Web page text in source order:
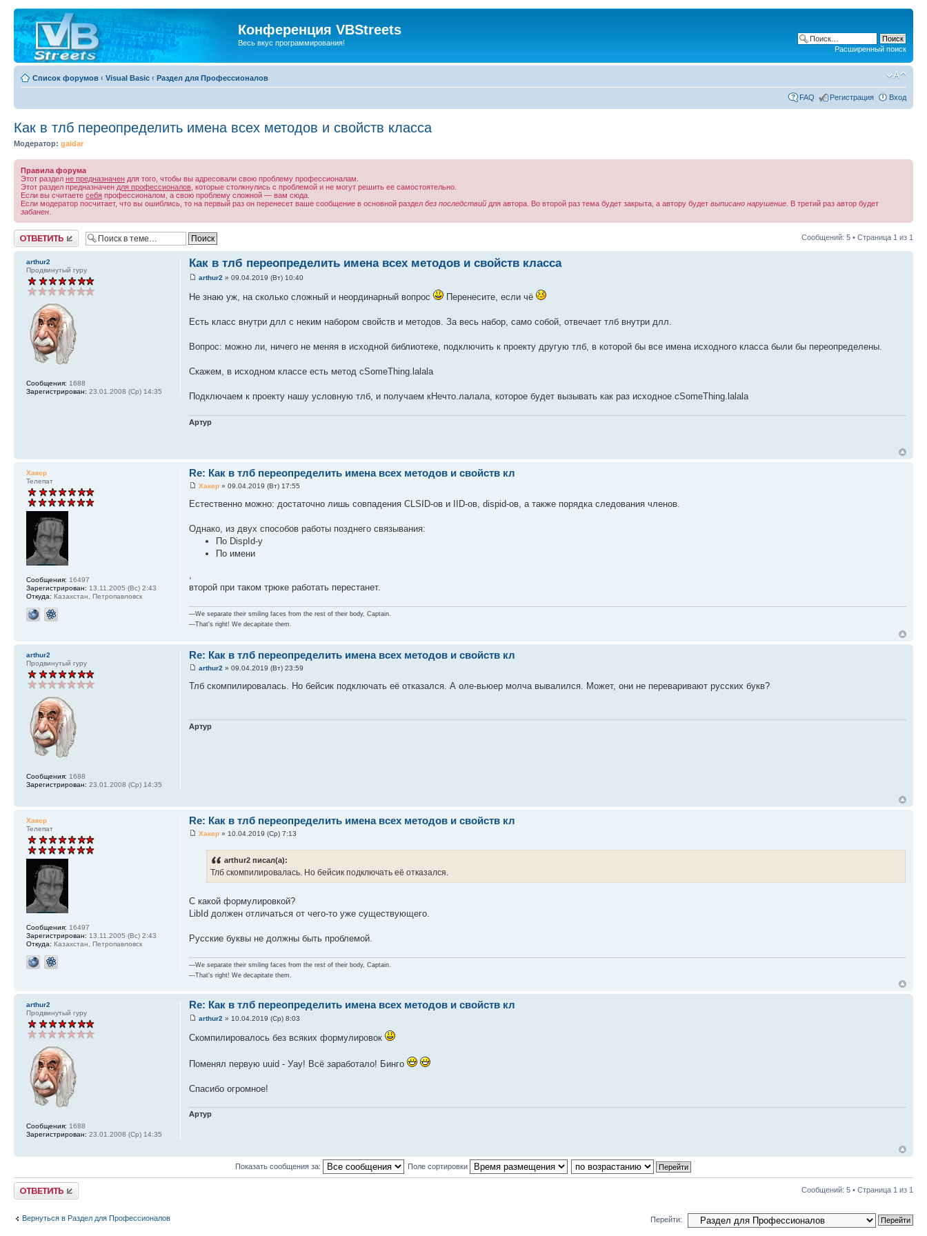
Конференция VBStreets
Весь вкус программирования!
Расширенный поиск
Список форумов ‹ Visual Basic ‹ Раздел для Профессионалов
FAQ Регистрация Вход
Как в тлб переопределить имена всех методов и свойств класса
Модератор: gaidar
Правила форума
Этот раздел не предназначен для того, чтобы вы адресовали свою проблему профессионалам.
Этот раздел предназначен для профессионалов , которые столкнулись с проблемой и не могут решить ее самостоятельно.
Если вы считаете себя профессионалом, а свою проблему сложной — вам сюда.
Если модератор посчитает, что вы ошиблись, то на первый раз он перенесет ваше сообщение в основной раздел без последствий для автора. Во второй раз тема будет закрыта, а автору будет выписано нарушение . В третий раз автор будет
забанен
Ответить Сообщений: 5 • Страница 1 из 1
arthur2
Продвинутый гуру
Сообщения: 1688
Зарегистрирован: 23.01.2008 (Ср) 14:35
Как в тлб переопределить имена всех методов и свойств класса
arthur2 » 09.04.2019 (Вт) 10:40
Не знаю уж, на сколько сложный и неординарный вопрос Перенесите, если чё
Есть класс внутри длл с неким набором свойств и методов. За весь набор, само собой, отвечает тлб внутри длл.
Вопрос: можно ли, ничего не меняя в исходной библиотеке, подключить к проекту другую тлб, в которой бы все имена исходного класса были бы переопределены.
Скажем, в исходном классе есть метод cSomeThing.lalala
Подключаем к проекту нашу условную тлб, и получаем кНечто.лалала, которое будет вызывать как раз исходное cSomeThing.lalala
Артур
Хакер
Телепат
Сообщения: 16497
Зарегистрирован: 13.11.2005 (Вс) 2:43
Откуда: Казахстан, Петропавловск
Re: Как в тлб переопределить имена всех методов и свойств кл
Хакер» 09.04.2019 (Вт) 17:55
Естественно можно: достаточно лишь совпадения CLSID-ов и IID-ов, dispid-ов, а также порядка следования членов.
Однако, из двух способов работы позднего связывания:
По DispId-у
По имени
,
второй при таком трюке работать перестанет.
—We separate their smiling faces from the rest of their body, Captain.
—That's right! We decapitate them.
arthur2
Продвинутый гуру
Сообщения: 1688
Зарегистрирован: 23.01.2008 (Ср) 14:35
Re: Как в тлб переопределить имена всех методов и свойств кл
arthur2» 09.04.2019 (Вт) 23:59
Тлб скомпилировалась. Но бейсик подключать её отказался. А оле-вьюер молча вывалился. Может, они не переваривают русских букв?
Артур
Хакер
Телепат
Сообщения: 16497
Зарегистрирован: 13.11.2005 (Вс) 2:43
Откуда: Казахстан, Петропавловск
Re: Как в тлб переопределить имена всех методов и свойств кл
Хакер» 10.04.2019 (Ср) 7:13
arthur2 писал(а):
Тлб скомпилировалась. Но бейсик подключать её отказался.
С какой формулировкой?
LibId должен отличаться от чего-то уже существующего.
Русские буквы не должны быть проблемой.
—We separate their smiling faces from the rest of their body, Captain.
—That's right! We decapitate them.
arthur2
Продвинутый гуру
Сообщения: 1688
Зарегистрирован: 23.01.2008 (Ср) 14:35
Re: Как в тлб переопределить имена всех методов и свойств кл
arthur2 » 10.04.2019 (Ср) 8:03
Скомпилировалось без всяких формулировок
Поменял первую uuid - Уау! Всё заработало! Бинго
Спасибо огромное!
Артур
Показать сообщения за: Поле сортировки
Ответить Сообщений: 5 • Страница 1 из 1
Вернуться в Раздел для Профессионалов Перейти: